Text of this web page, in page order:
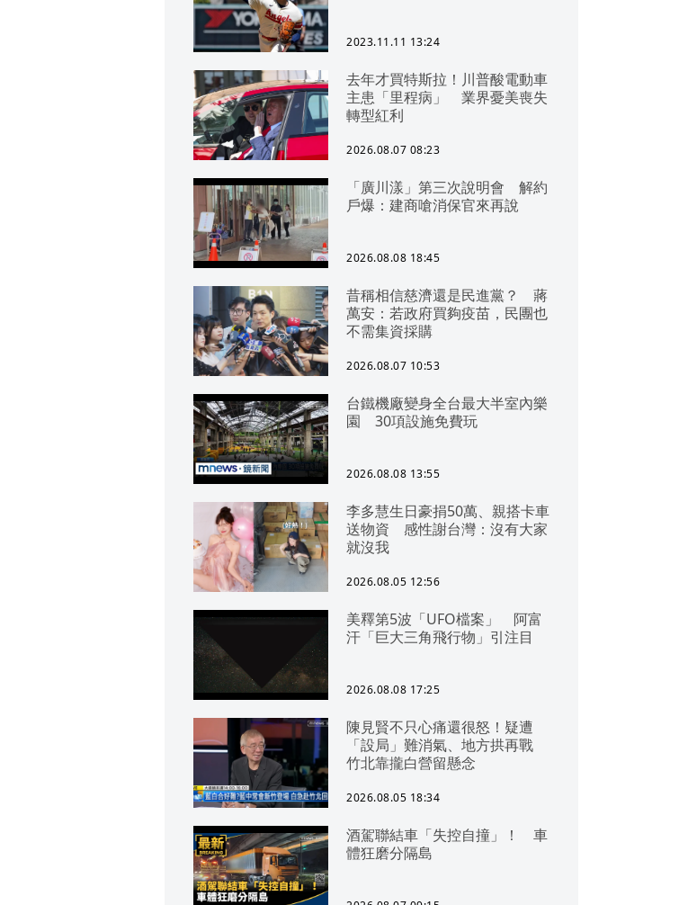
2023.11.11 13:24
去年才買特斯拉！川普酸電動車
主患「里程病」 業界憂美喪失
轉型紅利
2026.08.07 08:23
「廣川漾」第三次說明會 解約
戶爆：建商嗆消保官來再說
2026.08.08 18:45
昔稱相信慈濟還是民進黨？ 蔣
萬安：若政府買夠疫苗，民團也
不需集資採購
2026.08.07 10:53
台鐵機廠變身全台最大半室內樂
園 30項設施免費玩
2026.08.08 13:55
李多慧生日豪捐50萬、親搭卡車
送物資 感性謝台灣：沒有大家
就沒我
2026.08.05 12:56
美釋第5波「UFO檔案」 阿富
汗「巨大三角飛行物」引注目
2026.08.08 17:25
陳見賢不只心痛還很怒！疑遭
「設局」難消氣、地方拱再戰
竹北靠攏白營留懸念
2026.08.05 18:34
酒駕聯結車「失控自撞」！ 車
體狂磨分隔島